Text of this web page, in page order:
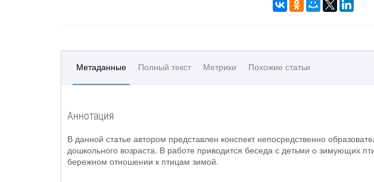
Метаданные Полный текст Метрики Похожие статьи
Аннотация
В данной статье автором представлен конспект непосредственно
дошкольного возраста. В работе приводится беседа с детьми о зимующих
бережном отношении к птицам зимой.